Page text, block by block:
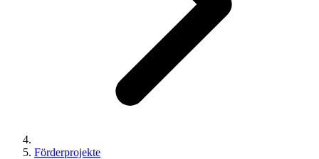
Förderprojekte